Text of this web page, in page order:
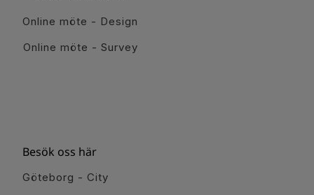
Online möte - Design
Online möte - Survey
Besök oss här
Göteborg - City